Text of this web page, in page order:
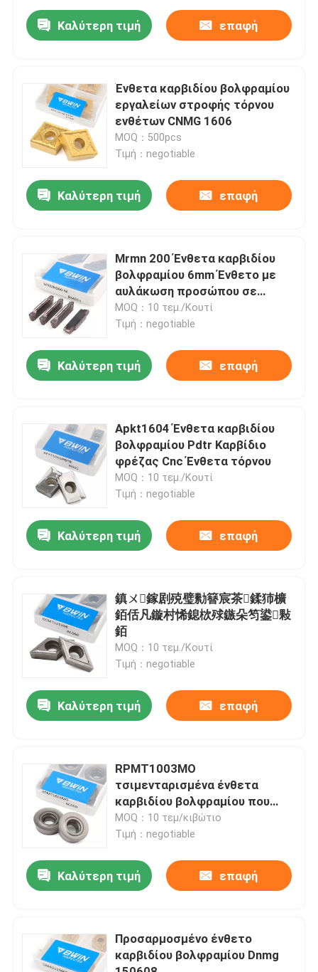
Προϊόντα
Βίντεο
Σχετικά με εμάς
Ελεγχος ποιότητας
Επικοινωνήστε μαζί μας
Νέα
Ένθετα καρβιδίου βολφραμίου
Καλύτερη τιμή επαφή
Ένθετα καρβιδίου βολφραμίου
εργαλείων στροφής τόρνου
ενθέτων CNMG 1606
MOQ：500pcs
Τιμή：negotiable
Καλύτερη τιμή επαφή
Mrmn 200 Ένθετα καρβιδίου
βολφραμίου 6mm Ένθετο με
αυλάκωση προσώπου σε
μηχανή από χυτοσίδηρο
MOQ：10 τεμ./Κουτί
Τιμή：negotiable
Καλύτερη τιμή επαφή
Apkt1604 Ένθετα καρβιδίου
βολφραμίου Pdtr Καρβίδιο
φρέζας Cnc Ένθετα τόρνου
MOQ：10 τεμ./Κουτί
Τιμή：negotiable
Καλύτερη τιμή επαφή
鎮ㄨ鎵剧殑璧勬簮宸茶鍒犻櫎
銆佸凡鏇村悕鎴栨殏鏃朵笉鍙敤
銆
MOQ：10 τεμ./Κουτί
Τιμή：negotiable
Καλύτερη τιμή επαφή
RPMT1003MO
τσιμενταρισμένα ένθετα
καρβιδίου βολφραμίου που
αλέθουν το εργαλείο ενθέτων
MOQ：10 τεμ/κιβώτιο
Τιμή：negotiable
Καλύτερη τιμή επαφή
Προσαρμοσμένο ένθετο
καρβιδίου βολφραμίου Dnmg